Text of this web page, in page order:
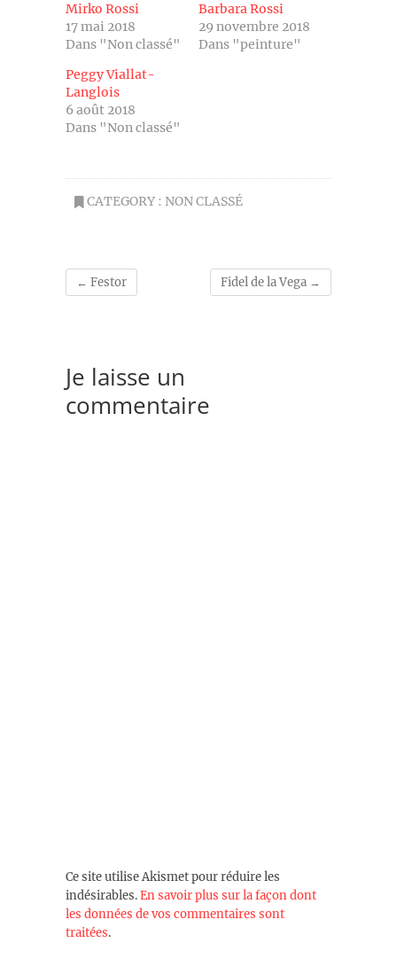
Mirko Rossi‎
17 mai 2018
Dans "Non classé"
Barbara Rossi
29 novembre 2018
Dans "peinture"
Peggy Viallat-
Langlois
6 août 2018
Dans "Non classé"
CATEGORY : NON CLASSÉ
← Festor Fidel de la Vega →
Je laisse un
commentaire
Ce site utilise Akismet pour réduire les
indésirables.En savoir plus sur la façon dont
les données de vos commentaires sont
traitées.